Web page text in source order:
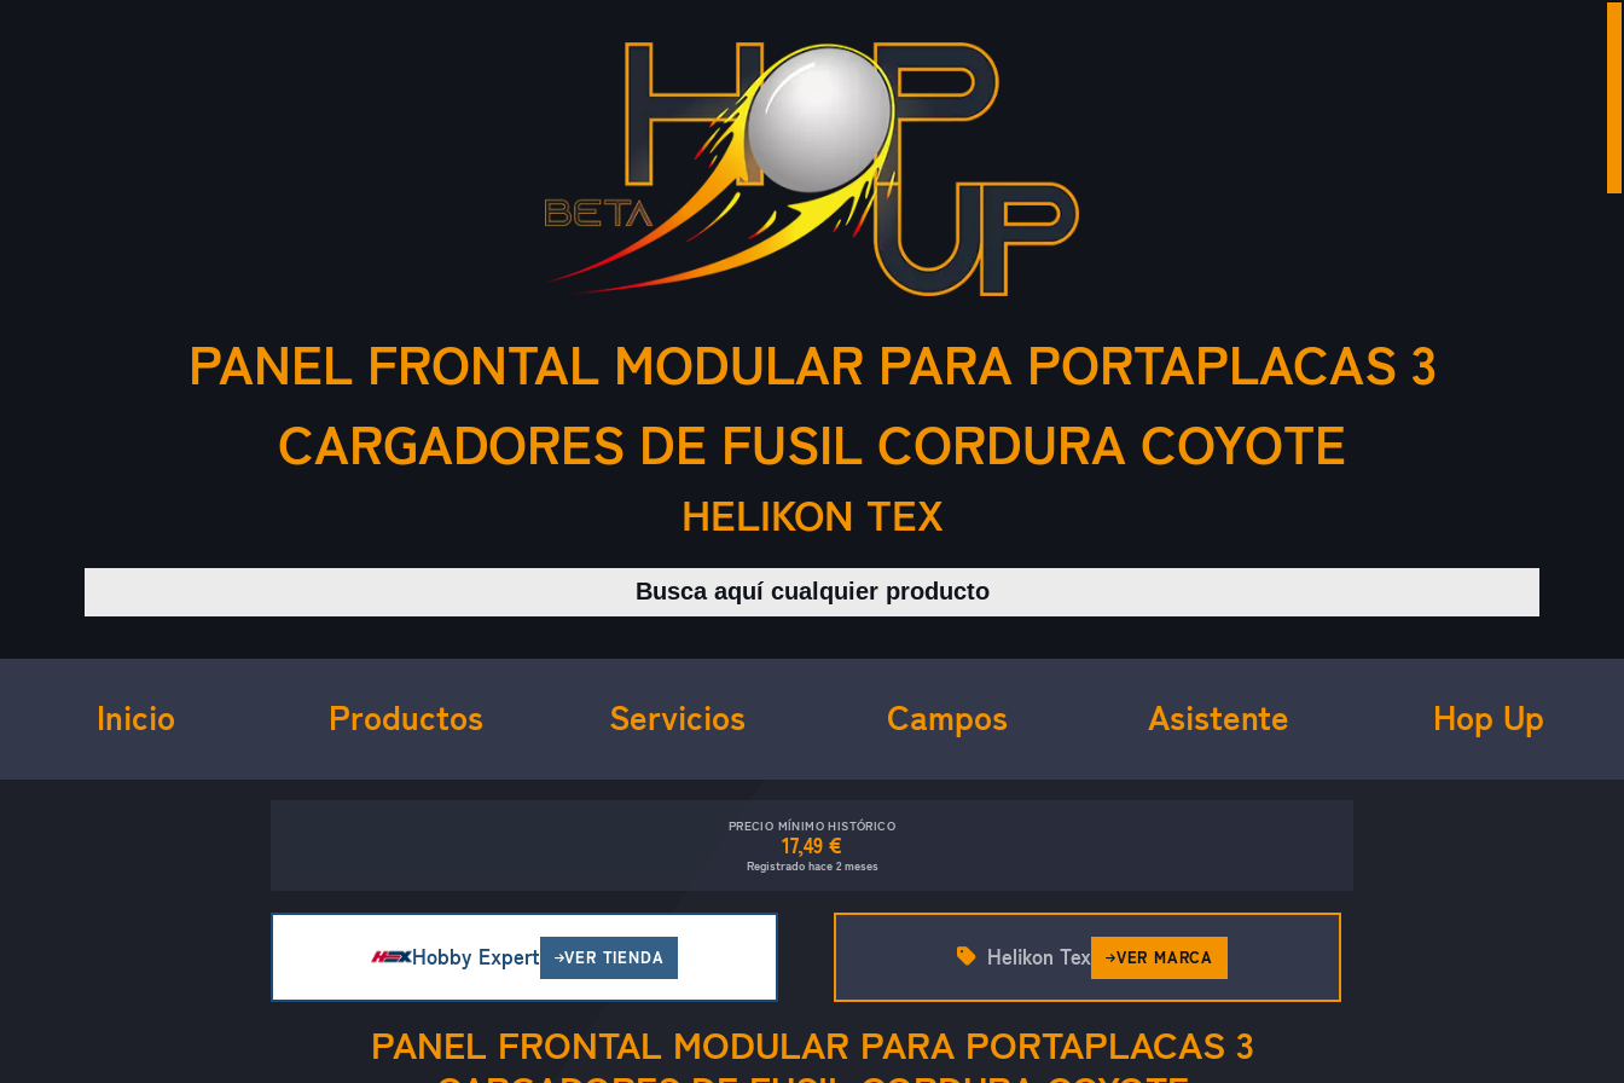
PANEL FRONTAL MODULAR PARA PORTAPLACAS 3
CARGADORES DE FUSIL CORDURA COYOTE
HELIKON TEX
Buscar productos
Inicio Productos Servicios Campos Asistente Hop Up
PRECIO MÍNIMO HISTÓRICO
17,49 €
Registrado hace 2 meses
Hobby Expert VER TIENDA
PANEL FRONTAL MODULAR PARA PORTAPLACAS 3
Helikon Tex VER MARCA